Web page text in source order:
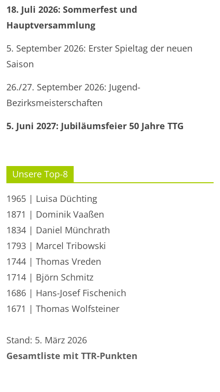
18. Juli 2026: Sommerfest und
Hauptversammlung
5. September 2026: Erster Spieltag der neuen
Saison
26./27. September 2026: Jugend-
Bezirksmeisterschaften
5. Juni 2027: Jubiläumsfeier 50 Jahre TTG
Unsere Top-8
1965 | Luisa Düchting
1871 | Dominik Vaaßen
1834 | Daniel Münchrath
1793 | Marcel Tribowski
1744 | Thomas Vreden
1714 | Björn Schmitz
1686 | Hans-Josef Fischenich
1671 | Thomas Wolfsteiner
Stand: 5. März 2026
Gesamtliste mit TTR-Punkten